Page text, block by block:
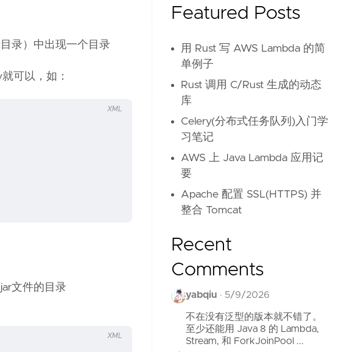
录）中出现一个目录
可以，如：
XML
文件的目录
XML
Featured Posts
用 Rust 写 AWS Lambda 的简
单例子
Rust 调用 C/Rust 生成的动态
库
Celery(分布式任务队列)入门学
习笔记
AWS 上 Java Lambda 应用记
要
Apache 配置 SSL(HTTPS) 并
整合 Tomcat
Recent
Comments
yabqiu · 5/9/2026
不在没有泛型的版本就不错了。
至少还能用 Java 8 的 Lambda,
Stream, 和 ForkJoinPool ...